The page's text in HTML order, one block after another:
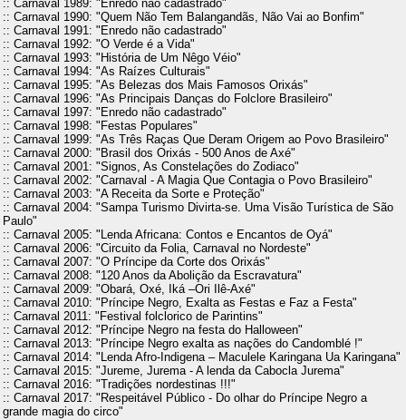
:: Carnaval 1989: "Enredo não cadastrado"
:: Carnaval 1990: "Quem Não Tem Balangandãs, Não Vai ao Bonfim"
:: Carnaval 1991: "Enredo não cadastrado"
:: Carnaval 1992: "O Verde é a Vida"
:: Carnaval 1993: "História de Um Nêgo Véio"
:: Carnaval 1994: "As Raízes Culturais"
:: Carnaval 1995: "As Belezas dos Mais Famosos Orixás"
:: Carnaval 1996: "As Principais Danças do Folclore Brasileiro"
:: Carnaval 1997: "Enredo não cadastrado"
:: Carnaval 1998: "Festas Populares"
:: Carnaval 1999: "As Três Raças Que Deram Origem ao Povo Brasileiro"
:: Carnaval 2000: "Brasil dos Orixás - 500 Anos de Axé"
:: Carnaval 2001: "Signos, As Constelações do Zodiaco"
:: Carnaval 2002: "Carnaval - A Magia Que Contagia o Povo Brasileiro"
:: Carnaval 2003: "A Receita da Sorte e Proteção"
:: Carnaval 2004: "Sampa Turismo Divirta-se. Uma Visão Turística de São
Paulo"
:: Carnaval 2005: "Lenda Africana: Contos e Encantos de Oyá"
:: Carnaval 2006: "Circuito da Folia, Carnaval no Nordeste"
:: Carnaval 2007: "O Príncipe da Corte dos Orixás"
:: Carnaval 2008: "120 Anos da Abolição da Escravatura"
:: Carnaval 2009: "Obará, Oxé, Iká –Ori Ilê-Axé"
:: Carnaval 2010: "Príncipe Negro, Exalta as Festas e Faz a Festa"
:: Carnaval 2011: "Festival folclorico de Parintins"
:: Carnaval 2012: "Príncipe Negro na festa do Halloween"
:: Carnaval 2013: "Príncipe Negro exalta as nações do Candomblé !"
:: Carnaval 2014: "Lenda Afro-Indigena – Maculele Karingana Ua Karingana"
:: Carnaval 2015: "Jureme, Jurema - A lenda da Cabocla Jurema"
:: Carnaval 2016: "Tradições nordestinas !!!"
:: Carnaval 2017: "Respeitável Público - Do olhar do Príncipe Negro a
grande magia do circo"